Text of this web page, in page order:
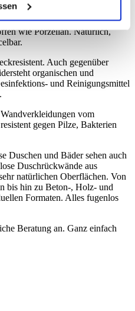
aus
Naturprodukt. Sie
wie Porzellan. Natürlich,
Auch gegenüber
organischen und
und Reinigungsmittel
vom
gegen Pilze, Bakterien
Duschen und Bäder sehen auch
Duschrückwände aus
natürlichen Oberflächen. Von
bis hin zu Beton-, Holz- und
Formaten. Alles fugenlos
Beratung an. Ganz einfach